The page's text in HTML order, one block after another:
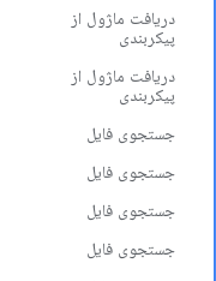
دریافت ماژول از
پیکربندی
دریافت ماژول از
پیکربندی
جستجوی فایل
جستجوی فایل
جستجوی فایل
جستجوی فایل